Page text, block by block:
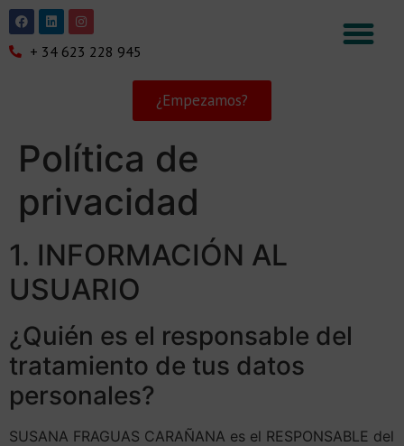
+ 34 623 228 945
¿Empezamos?
Política de
privacidad
1. INFORMACIÓN AL
USUARIO
¿Quién es el responsable del
tratamiento de tus datos
personales?
SUSANA FRAGUAS CARAÑANA es el RESPONSABLE del